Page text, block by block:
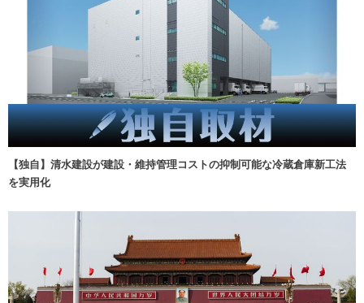
【独自】清水建設が建設・維持管理コストの抑制可能な冷蔵倉庫新工法
を実用化